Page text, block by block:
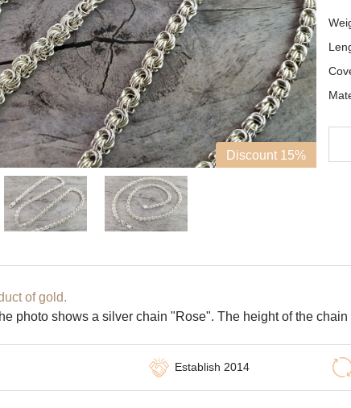
Discount 15%
of gold.
photo shows a silver chain "Rose". The height of the
Establish 2014